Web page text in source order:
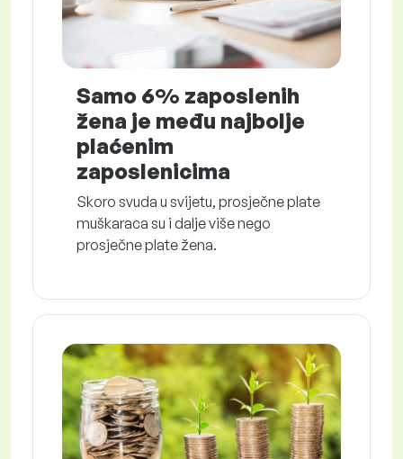
Samo 6% zaposlenih
žena je među najbolje
plaćenim
zaposlenicima
Skoro svuda u svijetu, prosječne plate
muškaraca su i dalje više nego
prosječne plate žena.